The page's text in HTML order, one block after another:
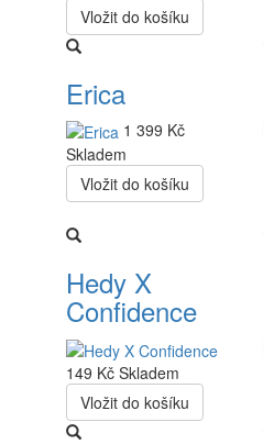
Vložit do košíku
Erica
1 399 Kč
Skladem
Vložit do košíku
Hedy X
Confidence
149 Kč Skladem
Vložit do košíku